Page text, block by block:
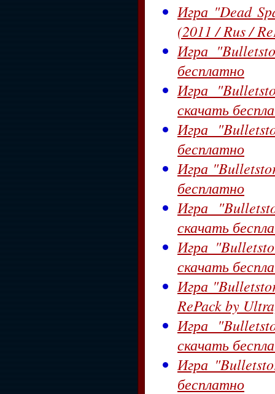
Игра "Dead
(2011 / Rus /
Игра
бесплатно
Игра
скачать
Игра
бесплатно
Игра
бесплатно
Игра
скачать
Игра
скачать
Игра
RePack by
Игра
скачать
Игра
бесплатно